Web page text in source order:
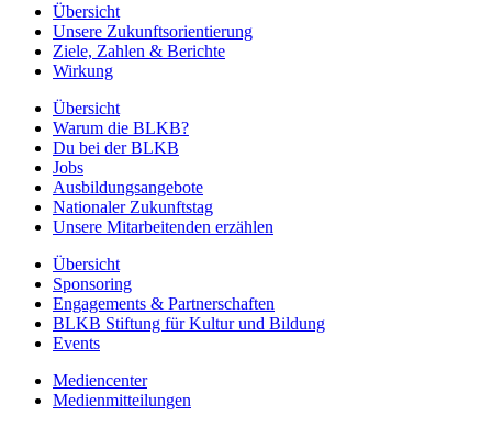
Übersicht
Unsere Zukunftsorientierung
Ziele, Zahlen & Berichte
Wirkung
Übersicht
Warum die BLKB?
Du bei der BLKB
Jobs
Ausbildungsangebote
Nationaler Zukunftstag
Unsere Mitarbeitenden erzählen
Übersicht
Sponsoring
Engagements & Partnerschaften
BLKB Stiftung für Kultur und Bildung
Events
Mediencenter
Medienmitteilungen